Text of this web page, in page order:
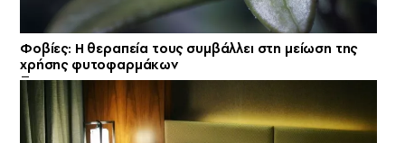
Φοβίες: Η θεραπεία τους συμβάλλει στη μείωση της
χρήσης φυτοφαρμάκων